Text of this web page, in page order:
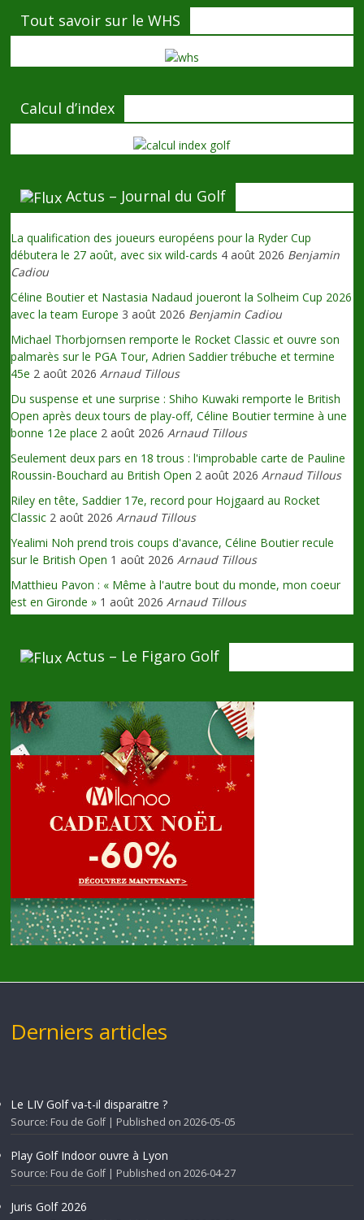
Tout savoir sur le WHS
Calcul d’index
Actus – Journal du Golf
La qualification des joueurs européens pour la Ryder Cup
débutera le 27 août, avec six wild-cards 4 août 2026 Benjamin
Cadiou
Céline Boutier et Nastasia Nadaud joueront la Solheim Cup 2026
avec la team Europe 3 août 2026 Benjamin Cadiou
Michael Thorbjornsen remporte le Rocket Classic et ouvre son
palmarès sur le PGA Tour, Adrien Saddier trébuche et termine
45e 2 août 2026 Arnaud Tillous
Du suspense et une surprise : Shiho Kuwaki remporte le British
Open après deux tours de play-off, Céline Boutier termine à une
bonne 12e place 2 août 2026 Arnaud Tillous
Seulement deux pars en 18 trous : l'improbable carte de Pauline
Roussin-Bouchard au British Open 2 août 2026 Arnaud Tillous
Riley en tête, Saddier 17e, record pour Hojgaard au Rocket
Classic 2 août 2026 Arnaud Tillous
Yealimi Noh prend trois coups d'avance, Céline Boutier recule
sur le British Open 1 août 2026 Arnaud Tillous
Matthieu Pavon : « Même à l'autre bout du monde, mon coeur
est en Gironde » 1 août 2026 Arnaud Tillous
Actus – Le Figaro Golf
Derniers articles
Le LIV Golf va-t-il disparaitre ?
Source: Fou de Golf Published on 2026-05-05
Play Golf Indoor ouvre à Lyon
Source: Fou de Golf Published on 2026-04-27
Juris Golf 2026